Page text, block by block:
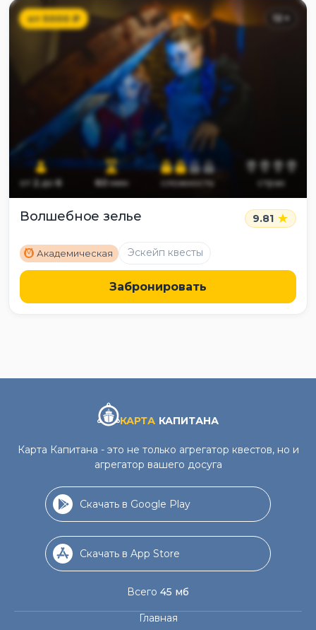
от5000₽ 12 +
от 2до6 60мин сложность страх
Волшебное зелье 9.81
M Академическая Эскейп квесты
Забронировать
КАРТА КАПИТАНА
Карта Капитана - это не только агрегатор квестов, но и
агрегатор вашего досуга
Скачать в Google Play
Скачать в App Store
Всего 45 мб
Главная